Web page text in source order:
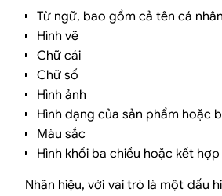
Từ ngữ, bao gồm cả tên cá nhân
Hình vẽ
Chữ cái
Chữ số
Hình ảnh
Hình dạng của sản phẩm hoặc
Màu sắc
Hình khối ba chiều hoặc kết
Nhãn hiệu, với vai trò là một dấu